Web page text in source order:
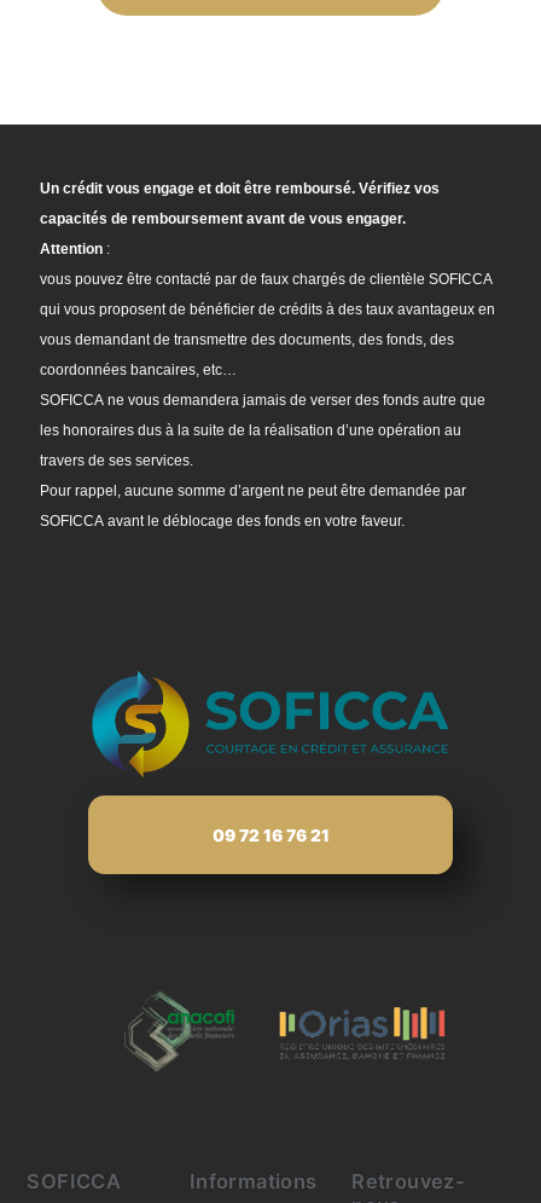
Un crédit vous engage et doit être remboursé. Vérifiez vos
capacités de remboursement avant de vous engager.
Attention:
vous pouvez être contacté par de faux chargés de clientèle SOFICCA
qui vous proposent de bénéficier de crédits à des taux avantageux en
vous demandant de transmettre des documents, des fonds, des
coordonnées bancaires, etc…
SOFICCA ne vous demandera jamais de verser des fonds autre que
les honoraires dus à la suite de la réalisation d’une opération au
travers de ses services.
Pour rappel, aucune somme d’argent ne peut être demandée par
SOFICCA avant le déblocage des fonds en votre faveur.
09 72 16 76 21
SOFICCA Informations
Retrouvez-